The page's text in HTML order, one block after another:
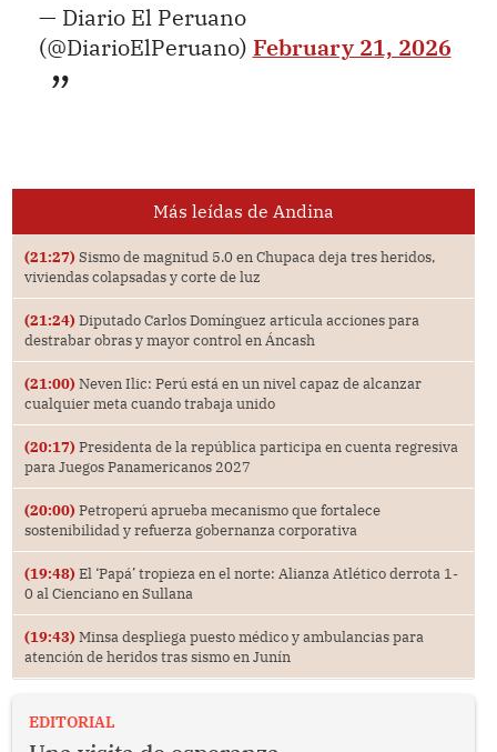
— Diario El Peruano
(@DiarioElPeruano) February 21, 2026
Más leídas de Andina
(21:27) Sismo de magnitud 5.0 en Chupaca deja tres heridos,
viviendas colapsadas y corte de luz
(21:24) Diputado Carlos Domínguez articula acciones para
destrabar obras y mayor control en Áncash
(21:00) Neven Ilic: Perú está en un nivel capaz de alcanzar
cualquier meta cuando trabaja unido
(20:17) Presidenta de la república participa en cuenta regresiva
para Juegos Panamericanos 2027
(20:00) Petroperú aprueba mecanismo que fortalece
sostenibilidad y refuerza gobernanza corporativa
(19:48) El ‘Papá’ tropieza en el norte: Alianza Atlético derrota 1-
0 al Cienciano en Sullana
(19:43) Minsa despliega puesto médico y ambulancias para
atención de heridos tras sismo en Junín
EDITORIAL